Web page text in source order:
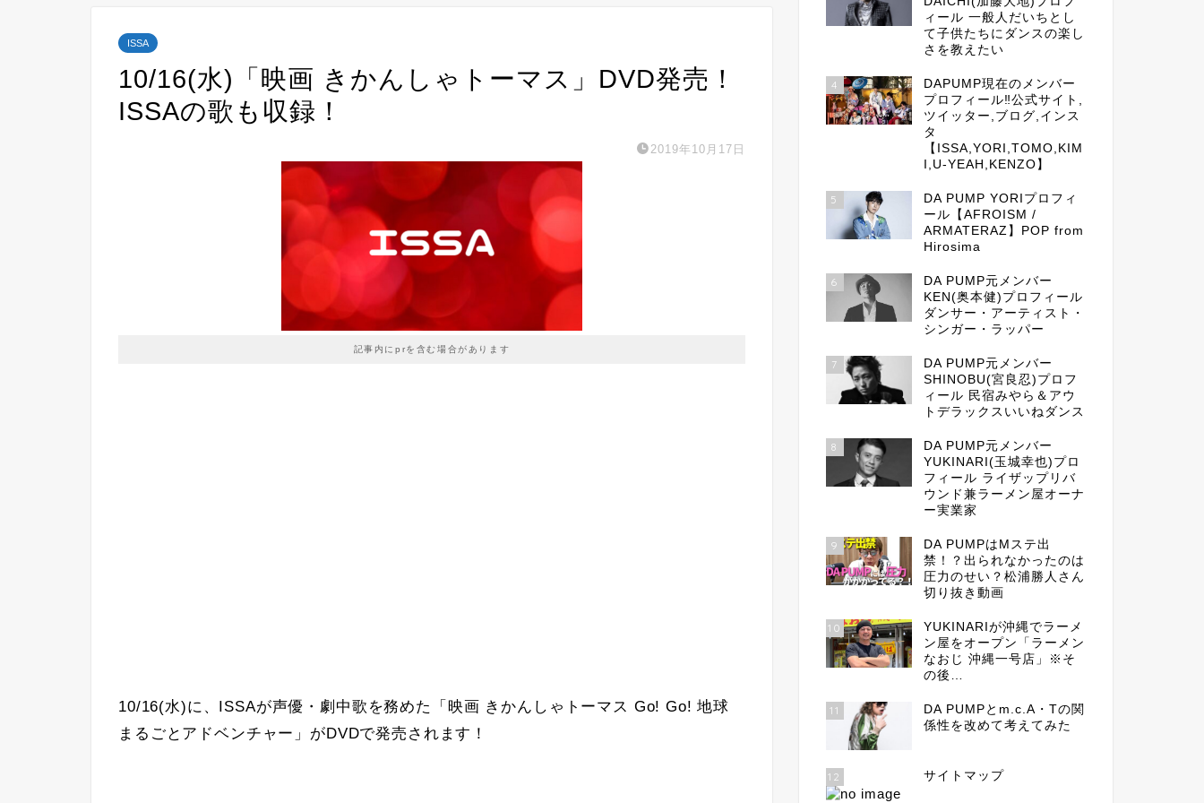
ISSA
10/16(水)「映画 きかんしゃトーマス」DVD発売！
ISSAの歌も収録！
2019年10月17日
記事内にprを含む場合があります
10/16(水)に、ISSAが声優・劇中歌を務めた「映画 きかんしゃトーマス Go! Go! 地球
まるごとアドベンチャー」がDVDで発売されます！
ィール 一般人だいちとし
て子供たちにダンスの楽し
さを教えたい
4
DAPUMP現在のメンバー
プロフィール‼公式サイト,
ツイッター,ブログ,インス
タ
【ISSA,YORI,TOMO,KIM
I,U-YEAH,KENZO】
5
DA PUMP YORIプロフィ
ール【AFROISM /
ARMATERAZ】POP from
Hirosima
6
DA PUMP元メンバー
KEN(奥本健)プロフィール
ダンサー・アーティスト・
シンガー・ラッパー
7
DA PUMP元メンバー
SHINOBU(宮良忍)プロフ
ィール 民宿みやら＆アウ
トデラックスいいねダンス
8
DA PUMP元メンバー
YUKINARI(玉城幸也)プロ
フィール ライザップリバ
ウンド兼ラーメン屋オーナ
ー実業家
9
DA PUMPはMステ出
禁！？出られなかったのは
圧力のせい？松浦勝人さん
切り抜き動画
10
YUKINARIが沖縄でラーメ
ン屋をオープン「ラーメン
なおじ 沖縄一号店」※そ
の後…
11
DA PUMPとm.c.A・Tの関
係性を改めて考えてみた
12 サイトマップ